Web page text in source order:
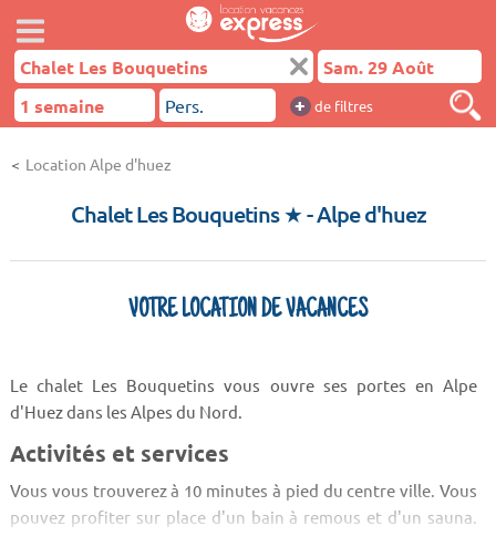
+ de filtres
Location Alpe d'huez
Chalet Les Bouquetins ★- Alpe d'huez
VOTRE LOCATION DE VACANCES
Le chalet Les Bouquetins vous ouvre ses portes en Alpe
d'Huez dans les Alpes du Nord.
Activités et services
Vous vous trouverez à 10 minutes à pied du centre ville. Vous
pouvez profiter sur place d'un bain à remous et d'un sauna.